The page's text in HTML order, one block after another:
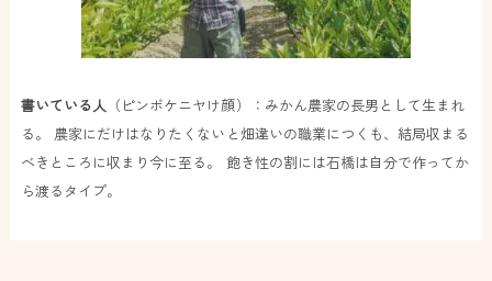
書いている人 （ピンボケニヤけ顔）：みかん農家の長男として生まれ
る。 農家にだけはなりたくないと畑違いの職業につくも、結局収まる
べきところに収まり今に至る。 飽き性の割には石橋は自分で作ってか
ら渡るタイプ。